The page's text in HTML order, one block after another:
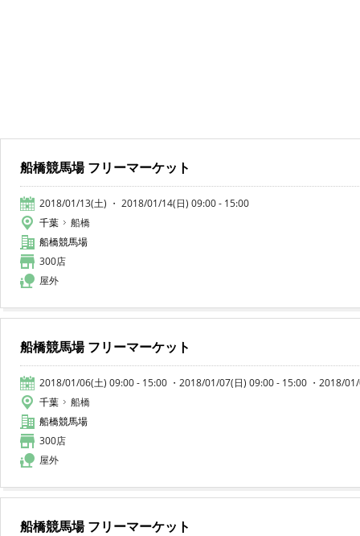
船橋競馬場 フリーマーケット
2018/01/13(土) ・ 2018/01/14(日) 09:00 - 15:00
千葉
船橋
船橋競馬場
300店
屋外
船橋競馬場 フリーマーケット
2018/01/06(土) 09:00 - 15:00 ・2018/01/07(日) 09:00 - 15:00 ・2018/
千葉
船橋
船橋競馬場
300店
屋外
船橋競馬場 フリーマーケット